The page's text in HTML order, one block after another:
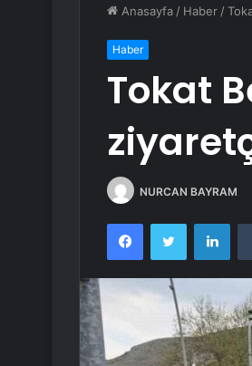
Anasayfa / Haber /
Haber
Tokat
NURCAN BAYRAM
FacebookTwitter